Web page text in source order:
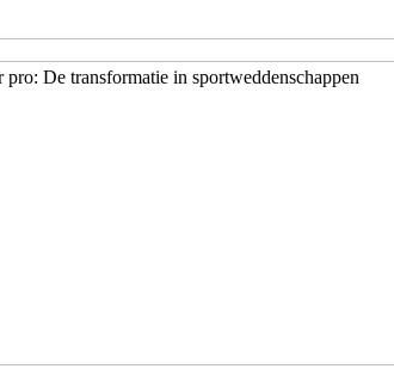
pro: De transformatie in sportweddenschappen